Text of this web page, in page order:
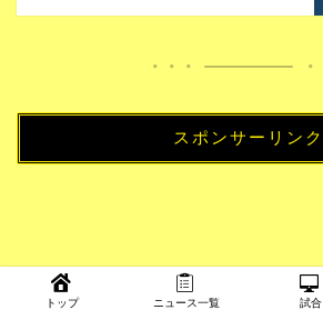
スポンサーリンク
トップ ニュース一覧 試合